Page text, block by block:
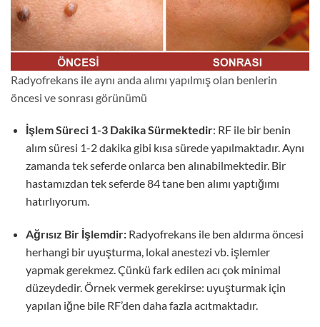
Radyofrekans ile aynı anda alımı yapılmış olan benlerin
öncesi ve sonrası görünümü
İşlem Süreci 1-3 Dakika Sürmektedir: RF ile bir benin
alım süresi 1-2 dakika gibi kısa sürede yapılmaktadır. Aynı
zamanda tek seferde onlarca ben alınabilmektedir. Bir
hastamızdan tek seferde 84 tane ben alımı yaptığımı
hatırlıyorum.
Ağrısız Bir İşlemdir:Radyofrekans ile ben aldırma öncesi
herhangi bir uyuşturma, lokal anestezi vb. işlemler
yapmak gerekmez. Çünkü fark edilen acı çok minimal
düzeydedir. Örnek vermek gerekirse: uyuşturmak için
yapılan iğne bile RF’den daha fazla acıtmaktadır.